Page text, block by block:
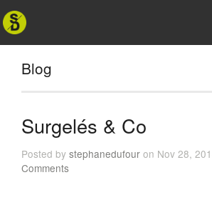
Blog
Surgelés & Co
Posted by stephanedufour on Nov 28,
Comments